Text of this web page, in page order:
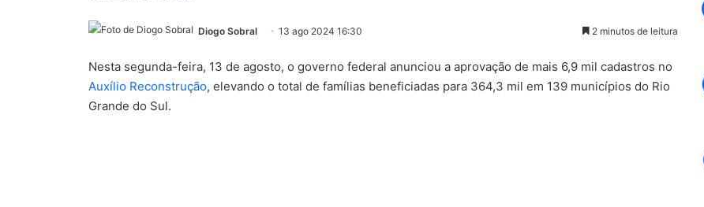
Diogo Sobral 13 ago 2024 16:30 2 minutos de leitura
Nesta segunda-feira, 13 de agosto, o governo federal anunciou a aprovação de mais 6,9 mil cadastros no
Auxílio Reconstrução, elevando o total de famílias beneficiadas para 364,3 mil em 139 municípios do Rio
Grande do Sul.